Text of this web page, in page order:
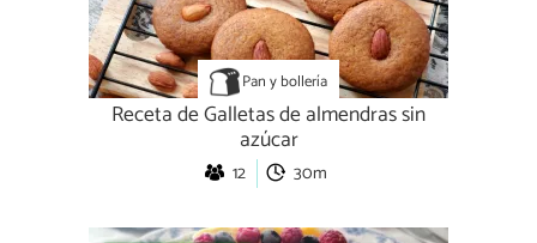
Pan y bollería
Receta de Galletas de almendras sin
azúcar
12 30m